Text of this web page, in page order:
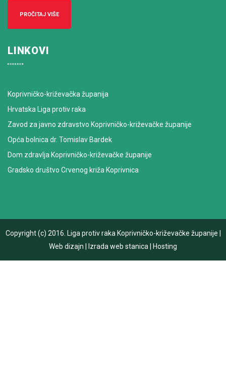
PROČITAJ VIŠE
LINKOVI
Koprivničko-križevačka županija
Hrvatska Liga protiv raka
Zavod za javno zdravstvo Koprivničko-križevačke županije
Opća bolnica dr. Tomislav Bardek
Dom zdravlja Koprivničko-križevačke županije
Gradsko društvo Crvenog križa Koprivnica
Copyright (c) 2016. Liga protiv raka Koprivničko-križevačke županije
Web dizajn
Izrada web stanica Hosting